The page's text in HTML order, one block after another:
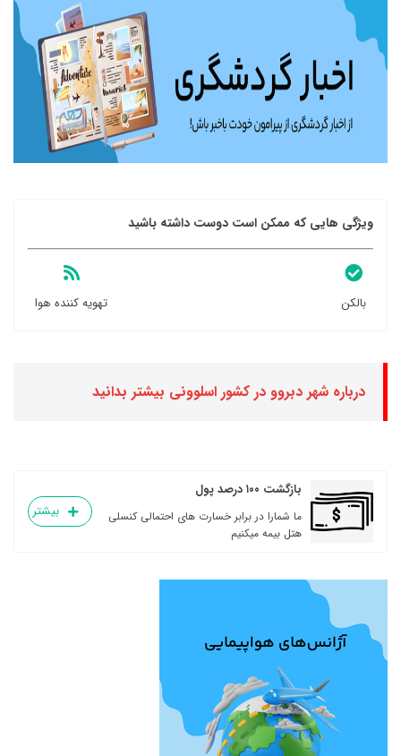
ویژگی هایی که ممکن است دوست داشته باشید
بالکن تهویه کننده هوا
درباره شهر دبروو در کشور اسلوونی بیشتر بدانید
بازگشت ۱۰۰ درصد پول
ما شمارا در برابر خسارت های احتمالی کنسلی
هتل بیمه میکنیم
بیشتر